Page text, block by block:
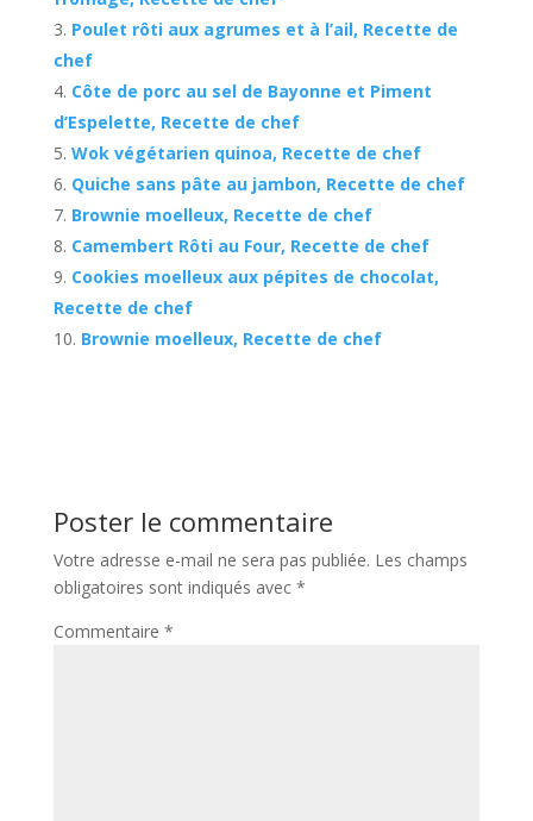
Poulet rôti aux agrumes et à l’ail, Recette de
chef
Côte de porc au sel de Bayonne et Piment
d’Espelette, Recette de chef
Wok végétarien quinoa, Recette de chef
Quiche sans pâte au jambon, Recette de chef
Brownie moelleux, Recette de chef
Camembert Rôti au Four, Recette de chef
Cookies moelleux aux pépites de chocolat,
Recette de chef
Brownie moelleux, Recette de chef
Poster le commentaire
Votre adresse e-mail ne sera pas publiée. Les champs
obligatoires sont indiqués avec *
Commentaire *